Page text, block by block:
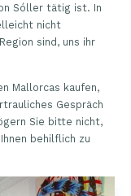
Sóller tätig ist. In
nicht
sind, uns ihr
Mallorcas kaufen,
Gespräch
Sie bitte nicht,
behilflich zu